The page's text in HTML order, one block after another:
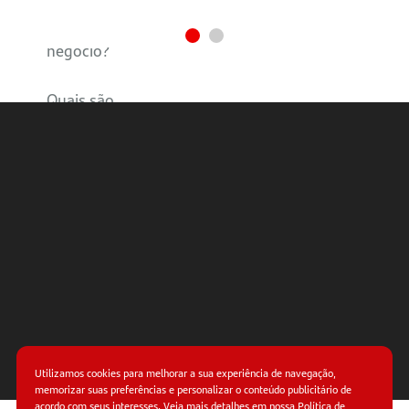
negócio?
Quais são
Utilizamos cookies para melhorar a sua experiência de navegação,
memorizar suas preferências e personalizar o conteúdo publicitário de
acordo com seus interesses. Veja mais detalhes em nossa Política de